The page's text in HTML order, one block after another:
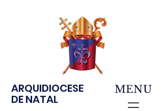
ARQUIDIOCESE
DE NATAL
MENU